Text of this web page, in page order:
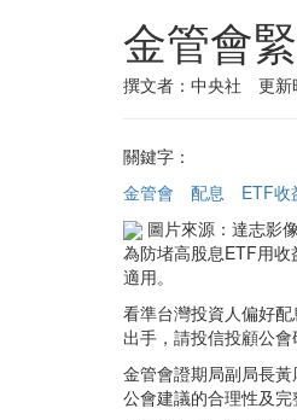
金管會
撰文者：中央社 更新
關鍵字：
金管會
配息 ETF收
圖片來源：達志影
為防堵高股息ETF用
適用。
看準台灣投資人偏好
出手，請投信投顧公會
金管會證期局副局長
公會建議的合理性及完